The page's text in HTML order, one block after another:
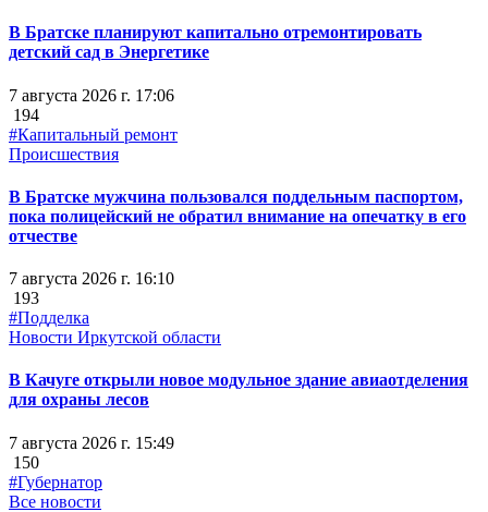
В Братске планируют капитально отремонтировать
детский сад в Энергетике
7 августа 2026 г. 17:06
194
#Капитальный ремонт
Происшествия
В Братске мужчина пользовался поддельным паспортом,
пока полицейский не обратил внимание на опечатку в его
отчестве
7 августа 2026 г. 16:10
193
#Подделка
Новости Иркутской области
В Качуге открыли новое модульное здание авиаотделения
для охраны лесов
7 августа 2026 г. 15:49
150
#Губернатор
Все новости